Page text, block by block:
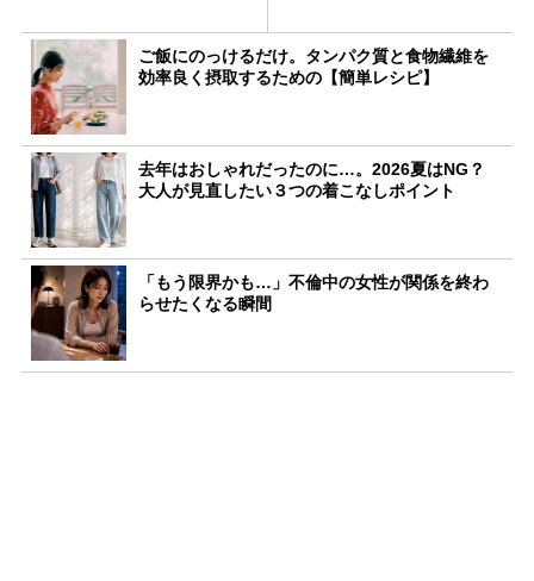
ご飯にのっけるだけ。タンパク質と食物繊維を
効率良く摂取するための【簡単レシピ】
去年はおしゃれだったのに…。2026夏はNG？
大人が見直したい３つの着こなしポイント
「もう限界かも…」不倫中の女性が関係を終わ
らせたくなる瞬間